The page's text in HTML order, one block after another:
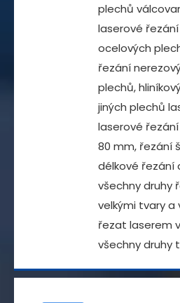
plechů
laserové
ocelových
řezání
plechů,
jiných plechů
laserové
80 mm, řezání
délkové řezání
všechny druhy
velkými tvary a
řezat laserem
všechny druhy